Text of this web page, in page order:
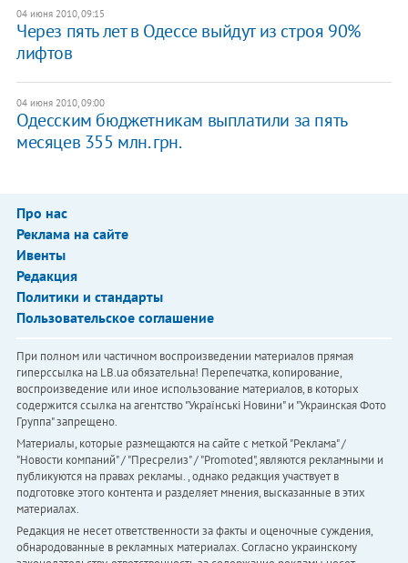
04 июня 2010, 09:15
Через пять лет в Одессе выйдут из строя 90%
лифтов
04 июня 2010, 09:00
Одесским бюджетникам выплатили за пять
месяцев 355 млн. грн.
Про нас
Реклама на сайте
Ивенты
Редакция
Политики и стандарты
Пользовательское соглашение
При полном или частичном воспроизведении материалов прямая
гиперссылка на LB.ua обязательна! Перепечатка, копирование,
воспроизведение или иное использование материалов, в которых
содержится ссылка на агентство "Українськi Новини" и "Украинская Фото
Группа" запрещено.
Материалы, которые размещаются на сайте с меткой "Реклама" /
"Новости компаний" / "Пресрелиз" / "Promoted", являются рекламными и
публикуются на правах рекламы. , однако редакция участвует в
подготовке этого контента и разделяет мнения, высказанные в этих
материалах.
Редакция не несет ответственности за факты и оценочные суждения,
обнародованные в рекламных материалах. Согласно украинскому